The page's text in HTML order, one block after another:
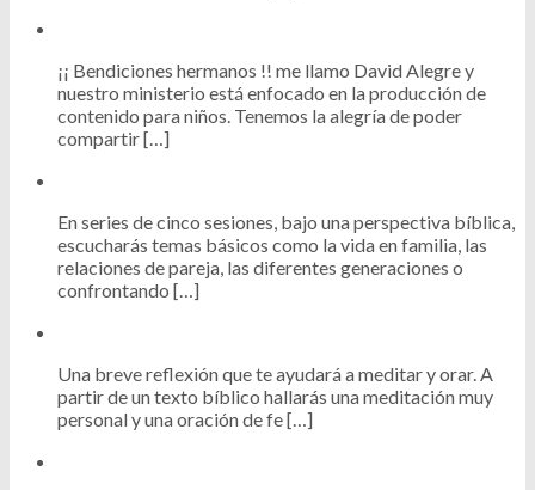
¡¡ Bendiciones hermanos !! me llamo David Alegre y
nuestro ministerio está enfocado en la producción de
contenido para niños. Tenemos la alegría de poder
compartir […]
En series de cinco sesiones, bajo una perspectiva bíblica,
escucharás temas básicos como la vida en familia, las
relaciones de pareja, las diferentes generaciones o
confrontando […]
Una breve reflexión que te ayudará a meditar y orar. A
partir de un texto bíblico hallarás una meditación muy
personal y una oración de fe […]